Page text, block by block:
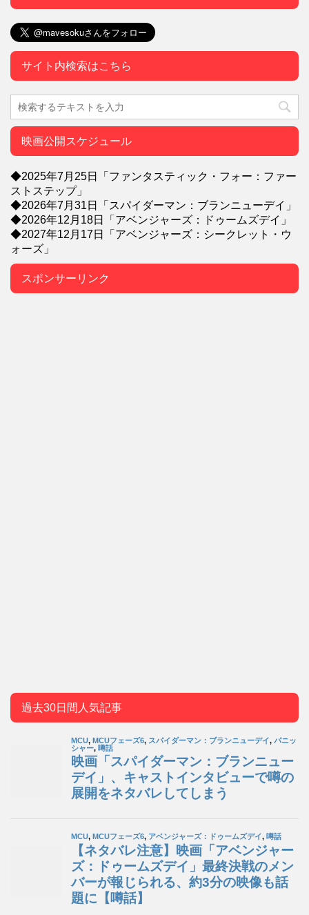
サイト内検索はこちら
映画公開スケジュール
◆2025年7月25日「ファンタスティック・フォー：ファー
ストステップ」
◆2026年7月31日「スパイダーマン：ブランニューデイ」
◆2026年12月18日「アベンジャーズ：ドゥームズデイ」
◆2027年12月17日「アベンジャーズ：シークレット・ウ
ォーズ」
スポンサーリンク
過去30日間人気記事